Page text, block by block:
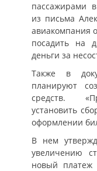
пассажирами
из письма
авиакомпания
посадить на
деньги за
Также в
планируют
средств.
установить
оформлении
В нем
увеличению
новый платеж